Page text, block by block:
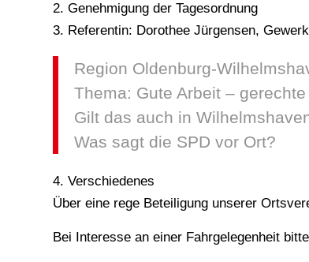
2. Genehmigung der Tagesordnung
3. Referentin: Dorothee Jürgensen,
Region Oldenburg-
Thema: Gute Arbeit –
Gilt das auch in
Was sagt die SPD vor Ort?
4. Verschiedenes
Über eine rege Beteiligung unserer
Bei Interesse an einer Fahrgelegenheit